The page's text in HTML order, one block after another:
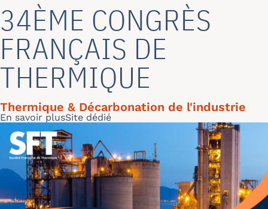
34ÈME CONGRÈS
FRANÇAIS DE
THERMIQUE
Thermique & Décarbonation de l'industrie
Read more
En savoir plusSite dédié